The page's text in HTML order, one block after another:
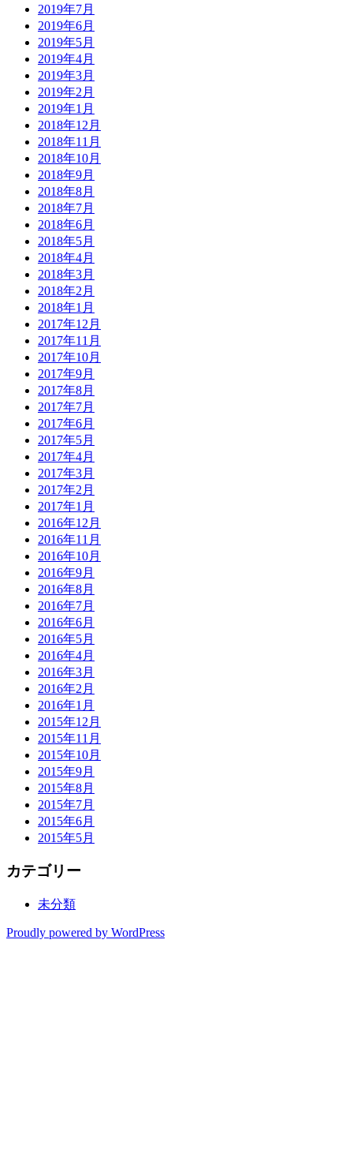
2019年7月
2019年6月
2019年5月
2019年4月
2019年3月
2019年2月
2019年1月
2018年12月
2018年11月
2018年10月
2018年9月
2018年8月
2018年7月
2018年6月
2018年5月
2018年4月
2018年3月
2018年2月
2018年1月
2017年12月
2017年11月
2017年10月
2017年9月
2017年8月
2017年7月
2017年6月
2017年5月
2017年4月
2017年3月
2017年2月
2017年1月
2016年12月
2016年11月
2016年10月
2016年9月
2016年8月
2016年7月
2016年6月
2016年5月
2016年4月
2016年3月
2016年2月
2016年1月
2015年12月
2015年11月
2015年10月
2015年9月
2015年8月
2015年7月
2015年6月
2015年5月
カテゴリー
未分類
Proudly powered by WordPress